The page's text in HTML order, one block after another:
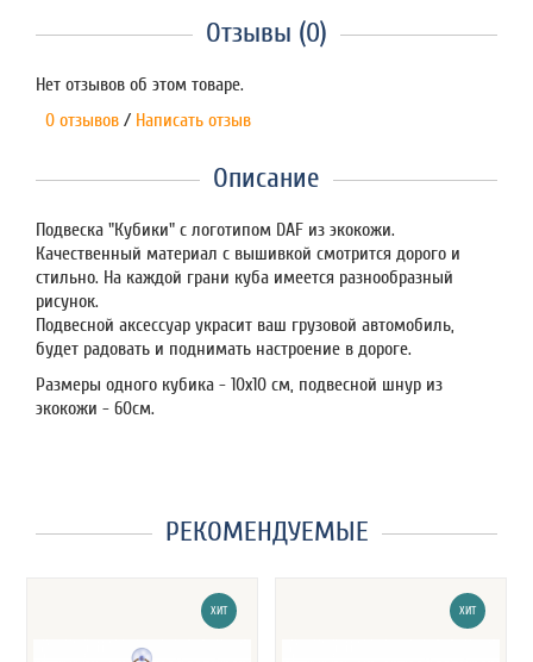
Отзывы (0)
Нет отзывов об этом товаре.
0 отзывов / Написать отзыв
Описание
Подвеска "Кубики" с логотипом DAF из экокожи.
Качественный материал с вышивкой смотрится дорого и
стильно. На каждой грани куба имеется разнообразный
рисунок.
Подвесной аксессуар украсит ваш грузовой автомобиль,
будет радовать и поднимать настроение в дороге.
Размеры одного кубика - 10х10 см, подвесной шнур из
экокожи - 60см.
РЕКОМЕНДУЕМЫЕ
ХИТ ХИТ